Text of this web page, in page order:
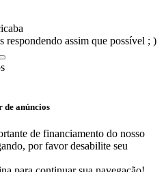
respondendo assim que possível ; )
de anúncios
de financiamento do nosso
por favor desabilite seu